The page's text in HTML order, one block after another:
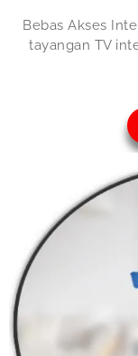
Bebas Akses
tayangan TV